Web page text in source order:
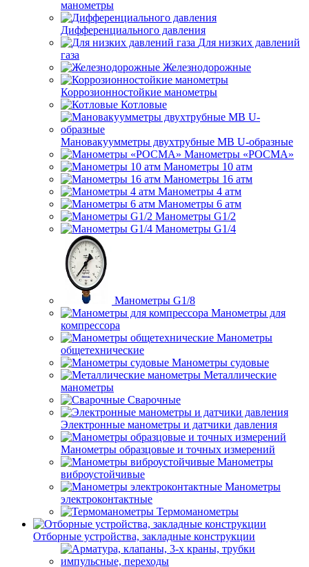
манометры
Дифференциального давления
Для низких давлений
газа
Железнодорожные
Коррозионностойкие манометры
Котловые
Мановакуумметры двухтрубные МВ U-образные
Манометры «РОСМА»
Манометры 10 атм
Манометры 16 атм
Манометры 4 атм
Манометры 6 атм
Манометры G1/2
Манометры G1/4
Манометры G1/8
Манометры для
компрессора
Манометры
общетехнические
Манометры судовые
Металлические
манометры
Сварочные
Электронные манометры и датчики давления
Манометры образцовые и точных измерений
Манометры
виброустойчивые
Манометры
электроконтактные
Термоманометры
Отборные устройства, закладные конструкции